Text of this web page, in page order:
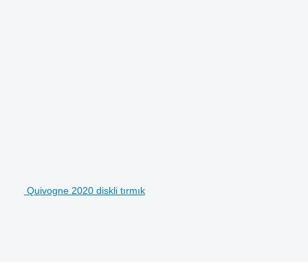
Quivogne 2020 diskli tırmık